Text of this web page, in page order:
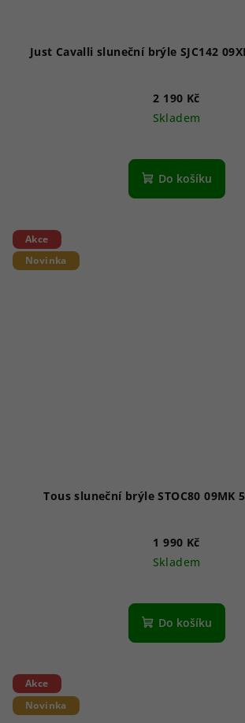
2 190 Kč
Skladem
Do košíku
Akce
Novinka
1 990 Kč
Skladem
Do košíku
Akce
Novinka